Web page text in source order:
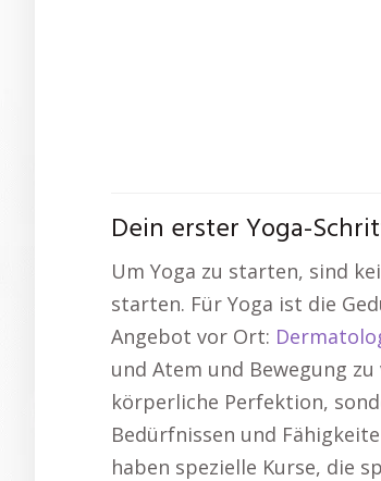
Dein erster Yoga-
Um Yoga zu starten, sind
starten. Für Yoga ist die
Angebot vor Ort:
und Atem und Bewegung
körperliche Perfektion,
Bedürfnissen und
haben spezielle Kurse, die